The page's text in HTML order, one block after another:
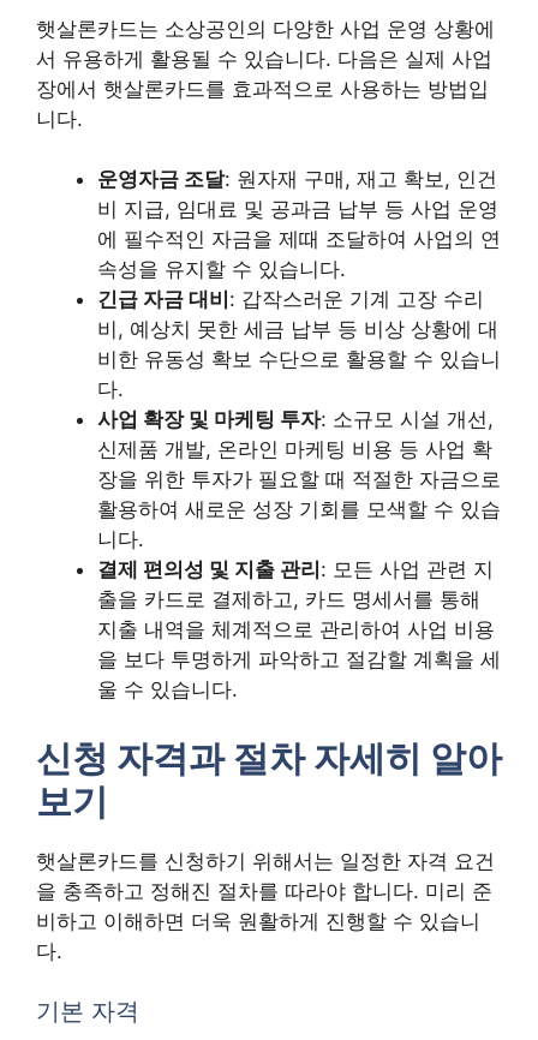
햇살론카드는 소상공인의 다양한 사업 운영 상황에
서 유용하게 활용될 수 있습니다. 다음은 실제 사업
장에서 햇살론카드를 효과적으로 사용하는 방법입
니다.
운영자금 조달: 원자재 구매, 재고 확보, 인건
비 지급, 임대료 및 공과금 납부 등 사업 운영
에 필수적인 자금을 제때 조달하여 사업의 연
속성을 유지할 수 있습니다.
긴급 자금 대비 : 갑작스러운 기계 고장 수리
비, 예상치 못한 세금 납부 등 비상 상황에 대
비한 유동성 확보 수단으로 활용할 수 있습니
다.
사업 확장 및 마케팅 투자: 소규모 시설 개선,
신제품 개발, 온라인 마케팅 비용 등 사업 확
장을 위한 투자가 필요할 때 적절한 자금으로
활용하여 새로운 성장 기회를 모색할 수 있습
니다.
결제 편의성 및 지출 관리 : 모든 사업 관련 지
출을 카드로 결제하고, 카드 명세서를 통해
지출 내역을 체계적으로 관리하여 사업 비용
을 보다 투명하게 파악하고 절감할 계획을 세
울 수 있습니다.
신청 자격과 절차 자세히 알아
보기
햇살론카드를 신청하기 위해서는 일정한 자격 요건
을 충족하고 정해진 절차를 따라야 합니다. 미리 준
비하고 이해하면 더욱 원활하게 진행할 수 있습니
다.
기본 자격